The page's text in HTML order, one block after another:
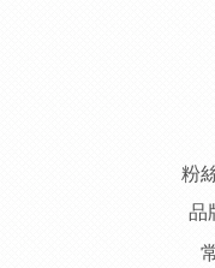
粉
品